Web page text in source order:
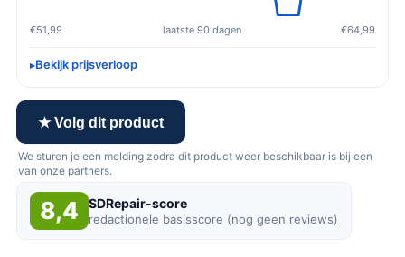
€51,99 laatste 90 dagen €64,99
Bekijk prijsverloop
★ Volg dit product
We sturen je een melding zodra dit product weer beschikbaar is bij een
van onze partners.
8,4 SDRepair-score
redactionele basisscore (nog geen reviews)